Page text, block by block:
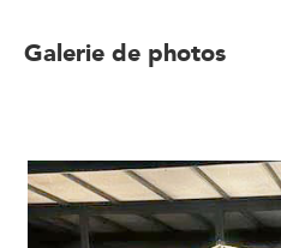
Galerie de photos